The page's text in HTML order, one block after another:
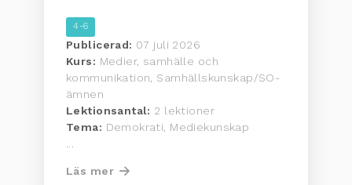
4-6
Publicerad: 07 juli 2026
Kurs: Medier, samhälle och
kommunikation, Samhällskunskap/SO-
ämnen
Lektionsantal: 2 lektioner
Tema: Demokrati, Mediekunskap
Läs mer